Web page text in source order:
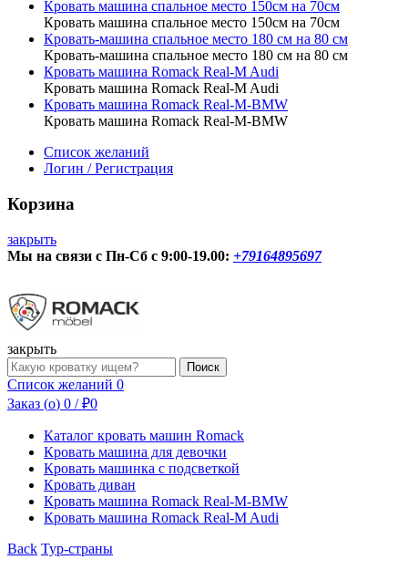
Кровать машина спальное место 150см на 70см
Кровать машина спальное место 150см на 70см
Кровать-машина спальное место 180 см на 80 см
Кровать-машина спальное место 180 см на 80 см
Кровать машина Romack Real-M Audi
Кровать машина Romack Real-M Audi
Кровать машина Romack Real-M-BMW
Кровать машина Romack Real-M-BMW
Список желаний
Логин / Регистрация
Корзина
закрыть
Мы на связи с Пн-Сб с 9:00-19.00: +79164895697
О нас
Контакты
Доставка/Сборка
закрыть
Форма
поиска
Поиск
Список желаний 0
Заказ (o) 0 / ₽0
Каталог кровать машин Romack
Кровать машина для девочки
Кровать машинка с подсветкой
Кровать диван
Кровать машина Romack Real-M-BMW
Кровать машина Romack Real-M Audi
Back Тур-страны